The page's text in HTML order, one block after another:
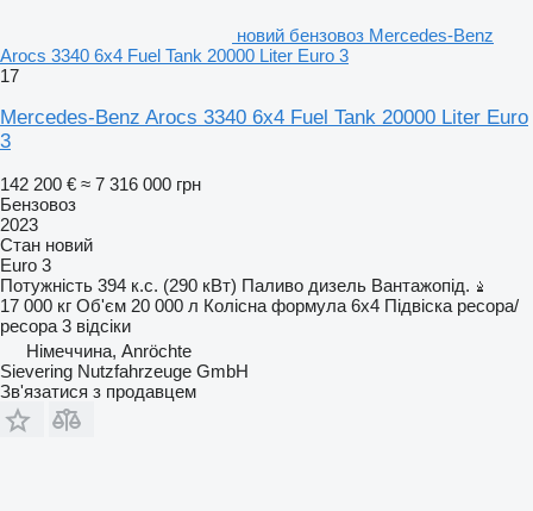
новий бензовоз Mercedes-Benz
Arocs 3340 6x4 Fuel Tank 20000 Liter Euro 3
17
Mercedes-Benz Arocs 3340 6x4 Fuel Tank 20000 Liter Euro
3
142 200 € ≈ 7 316 000 грн
Бензовоз
2023
Стан новий
Euro 3
Потужність 394 к.с. (290 кВт) Паливо дизель Вантажопід.
17 000 кг Об'єм 20 000 л Колісна формула 6x4 Підвіска ресора/
ресора 3 відсіки
Німеччина, Anröchte
Sievering Nutzfahrzeuge GmbH
Зв'язатися з продавцем